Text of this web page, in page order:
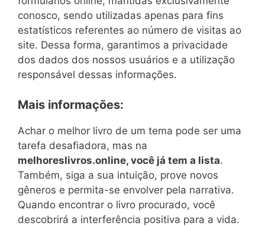
conosco, sendo utilizadas apenas para fins
estatísticos referentes ao número de visitas ao
site. Dessa forma, garantimos a privacidade
dos dados dos nossos usuários e a utilização
responsável dessas informações.
Mais informações:
Achar o melhor livro de um tema pode ser uma
tarefa desafiadora, mas na
melhoreslivros.online, você já tem a lista.
Também, siga a sua intuição, prove novos
gêneros e permita-se envolver pela narrativa.
Quando encontrar o livro procurado, você
descobrirá a interferência positiva para a vida.